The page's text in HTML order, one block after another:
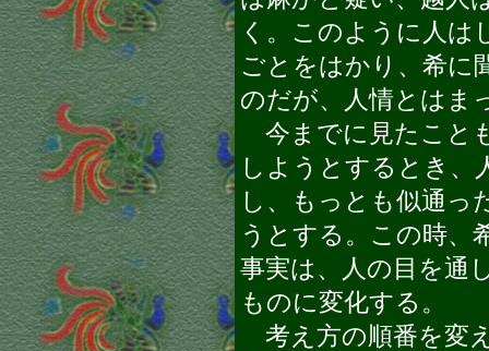
く。このように人は
ごとをはかり、希に
のだが、人情とはま
今までに見たこと
しようとするとき、
し、もっとも似通っ
うとする。この時、
事実は、人の目を通
ものに変化する。
考え方の順番を変